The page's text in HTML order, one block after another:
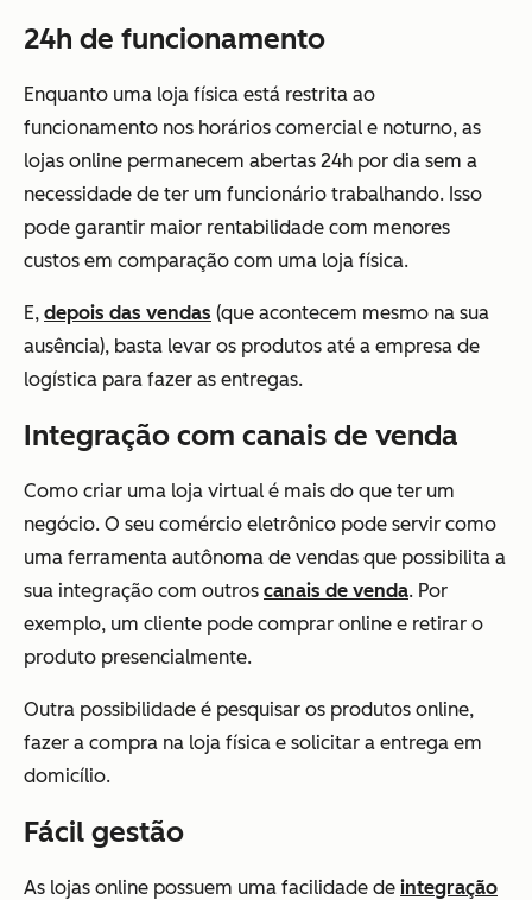
24h de funcionamento
Enquanto uma loja física está restrita ao
funcionamento nos horários comercial e noturno, as
lojas online permanecem abertas 24h por dia sem a
necessidade de ter um funcionário trabalhando. Isso
pode garantir maior rentabilidade com menores
custos em comparação com uma loja física.
E, depois das vendas (que acontecem mesmo na sua
ausência), basta levar os produtos até a empresa de
logística para fazer as entregas.
Integração com canais de venda
Como criar uma loja virtual é mais do que ter um
negócio. O seu comércio eletrônico pode servir como
uma ferramenta autônoma de vendas que possibilita a
sua integração com outros canais de venda. Por
exemplo, um cliente pode comprar online e retirar o
produto presencialmente.
Outra possibilidade é pesquisar os produtos online,
fazer a compra na loja física e solicitar a entrega em
domicílio.
Fácil gestão
As lojas online possuem uma facilidade de integração